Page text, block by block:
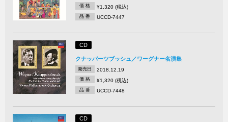
価 格 ¥1,320 (税込)
品 番 UCCD-7447
CD
クナッパーツブッシュ／ワーグナー名演集
発売日 2018.12.19
価 格 ¥1,320 (税込)
品 番 UCCD-7448
CD